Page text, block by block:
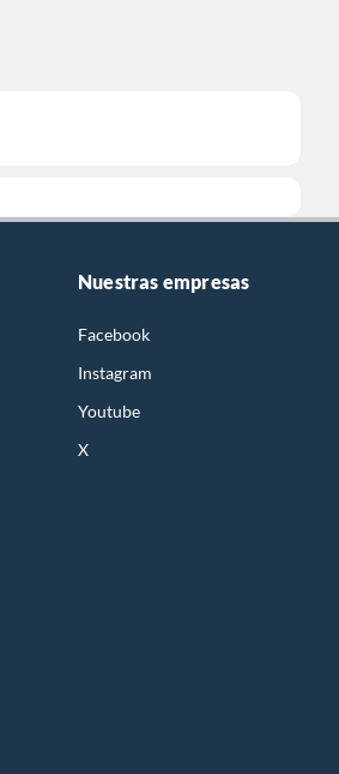
Nuestras empresas
Facebook
Instagram
Youtube
X